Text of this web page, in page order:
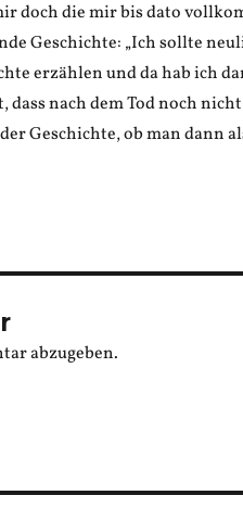
doch die mir bis dato
Geschichte: „Ich sollte
erzählen und da hab ich
dass nach dem Tod noch
Geschichte, ob man dann
abzugeben.